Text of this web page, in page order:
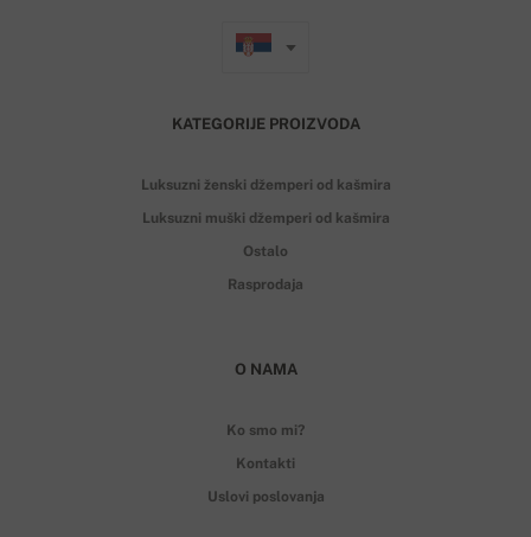
KATEGORIJE PROIZVODA
Luksuzni ženski džemperi od kašmira
Luksuzni muški džemperi od kašmira
Ostalo
Rasprodaja
O NAMA
Ko smo mi?
Kontakti
Uslovi poslovanja